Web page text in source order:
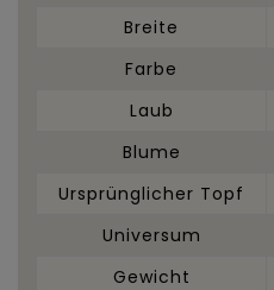
Breite
Farbe
Laub
Blume
Ursprünglicher Topf
Universum
Gewicht